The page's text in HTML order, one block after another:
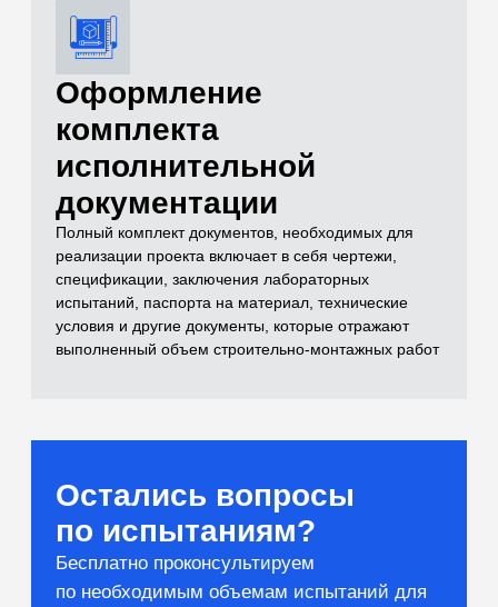
и лабораторные
испытания)
для расчетов оснований
[02]
Бетоны и растворы
Контроль качества монолитных
[03]
Нерудные материалы
[04]
Вяжущие и сырьё
Тестирование компонентов